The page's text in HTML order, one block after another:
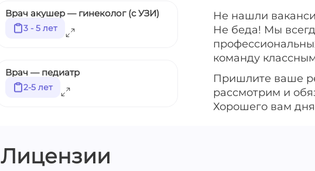
Врач акушер — гинеколог (с УЗИ)
3 - 5 лет
Врач — педиатр
2-5 лет
Не нашли
Не беда! Мы
команду
Пришлите ваше
рассмотрим и
Хорошего вам
Лицензии